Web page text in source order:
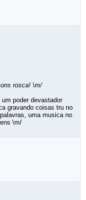
rosca! \m/
poder devastador
gravando coisas tru no
uma musica no
\m/